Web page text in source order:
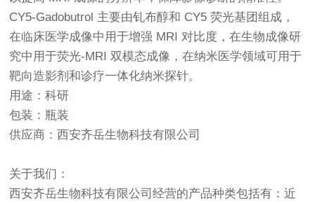
CY5-Gadobutrol 主要由钆布醇和 CY5 荧光基团组成，
在临床医学成像中用于增强 MRI 对比度，在生物成像研
究中用于荧光-MRI 双模态成像，在纳米医学领域可用于
靶向造影剂和诊疗一体化纳米探针。
用途：科研
包装：瓶装
供应商：西安齐岳生物科技有限公司
关于我们：
西安齐岳生物科技有限公司经营的产品种类包括有：近